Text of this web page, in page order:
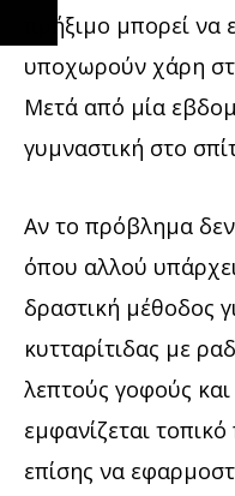
πρήξιμο μπορεί
υποχωρούν χάρη
Μετά από μία
γυμναστική στο
Αν το πρόβλημα δεν
όπου αλλού
δραστική μέθοδος
κυτταρίτιδας με
λεπτούς γοφούς
εμφανίζεται
επίσης να